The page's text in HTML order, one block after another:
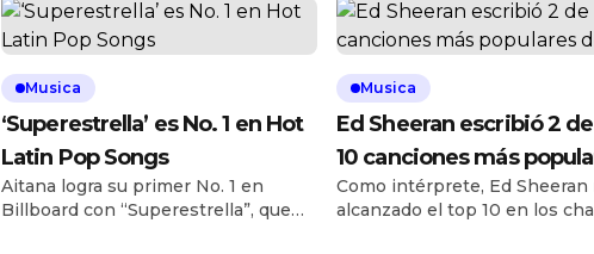
Musica
‘Superestrella’ es No. 1 en Hot
Latin Pop Songs
Aitana logra su primer No. 1 en
Billboard con “Superestrella”, que
Musica
Ed Sheeran escribió 2
10 canciones más
de hoy
Como intérprete, Ed Sheeran
alcanzado el top 10 en los